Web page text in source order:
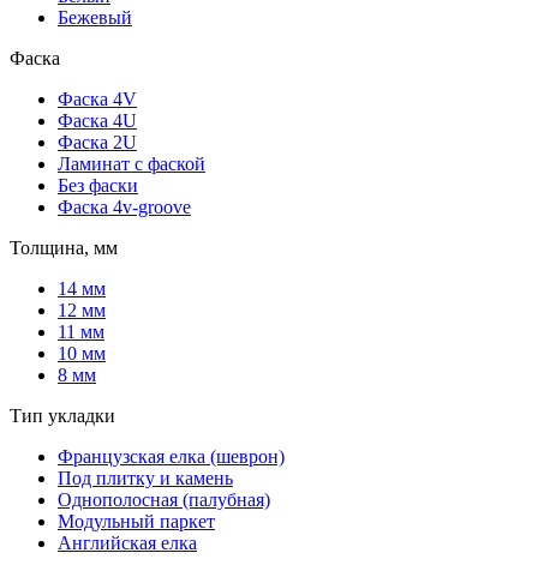
Бежевый
Фаска
Фаска 4V
Фаска 4U
Фаска 2U
Ламинат с фаской
Без фаски
Фаска 4v-groove
Толщина, мм
14 мм
12 мм
11 мм
10 мм
8 мм
Тип укладки
Французская елка (шеврон)
Под плитку и камень
Однополосная (палубная)
Модульный паркет
Английская елка